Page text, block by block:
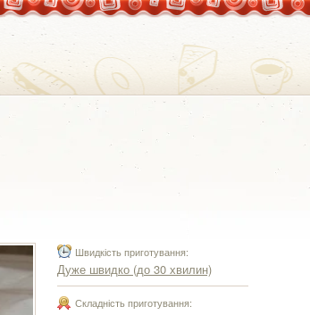
Швидкість приготування:
Дуже швидко (до 30 хвилин)
Складність приготування: